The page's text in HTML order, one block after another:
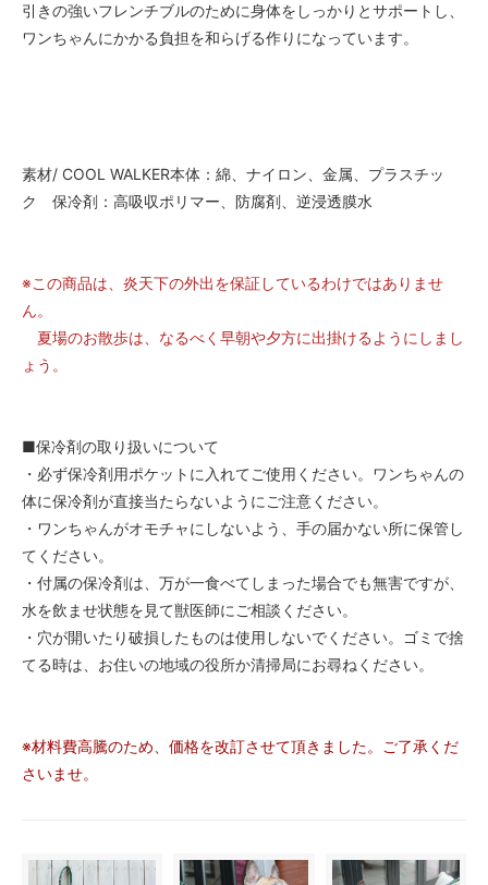
引きの強いフレンチブルのために身体をしっかりとサポートし、
ワンちゃんにかかる負担を和らげる作りになっています。
素材/ COOL WALKER本体：綿、ナイロン、金属、プラスチッ
ク 保冷剤：高吸収ポリマー、防腐剤、逆浸透膜水
※この商品は、炎天下の外出を保証しているわけではありませ
ん。
夏場のお散歩は、なるべく早朝や夕方に出掛けるようにしまし
ょう。
■保冷剤の取り扱いについて
・必ず保冷剤用ポケットに入れてご使用ください。ワンちゃんの
体に保冷剤が直接当たらないようにご注意ください。
・ワンちゃんがオモチャにしないよう、手の届かない所に保管し
てください。
・付属の保冷剤は、万が一食べてしまった場合でも無害ですが、
水を飲ませ状態を見て獣医師にご相談ください。
・穴が開いたり破損したものは使用しないでください。ゴミで捨
てる時は、お住いの地域の役所か清掃局にお尋ねください。
※材料費高騰のため、価格を改訂させて頂きました。ご了承くだ
さいませ。